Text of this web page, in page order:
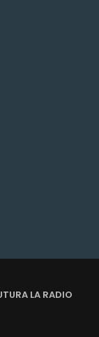
LA RADIO